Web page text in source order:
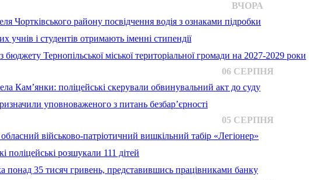
ВЧОРА
Чортківського району посвідчення водія з ознаками підробки
учнів і студентів отримають іменні стипендії
Тернопільської міської територіальної громади на 2027-2029 роки
06 СЕРПНЯ
Кам’янки: поліцейські скерували обвинувальний акт до суду
уповноваженого з питань безбар’єрності
05 СЕРПНЯ
військово-патріотичний вишкільний табір «Легіонер»
поліцейські розшукали 111 дітей
понад 35 тисяч гривень, представившись працівниками банку